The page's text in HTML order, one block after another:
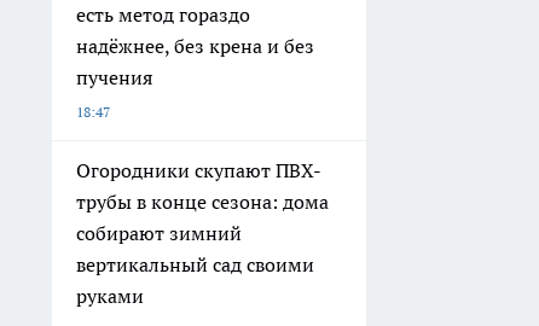
есть метод гораздо
надёжнее, без крена и без
пучения
18:47
Огородники скупают ПВХ-
трубы в конце сезона: дома
собирают зимний
вертикальный сад своими
руками